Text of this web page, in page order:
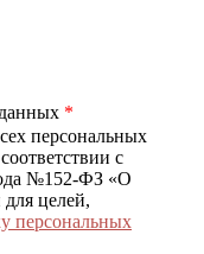
*
персональных
с
№152-ФЗ «О
целей,
персональных